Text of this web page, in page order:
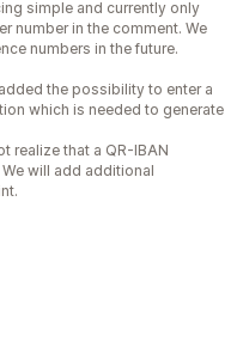
simple and currently only
number in the comment. We
numbers in the future.
the possibility to enter a
which is needed to generate
realize that a QR-IBAN
will add additional